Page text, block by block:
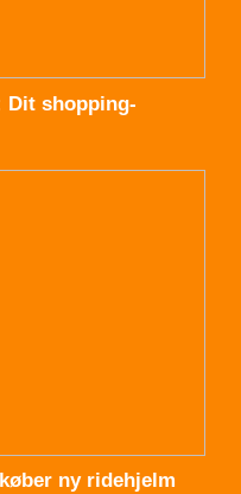
Dit shopping-
ny ridehjelm